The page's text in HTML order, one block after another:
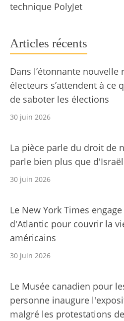
technique PolyJet
Articles récents
Dans l’étonnante nouvelle
électeurs s’attendent à ce
de saboter les élections
30 juin 2026
La pièce parle du droit de
parle bien plus que d'Israël
30 juin 2026
Le New York Times
d'Atlantic pour couvrir la
américains
30 juin 2026
Le Musée canadien pour
personne inaugure
malgré les protestations